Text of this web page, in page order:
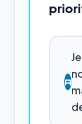
A